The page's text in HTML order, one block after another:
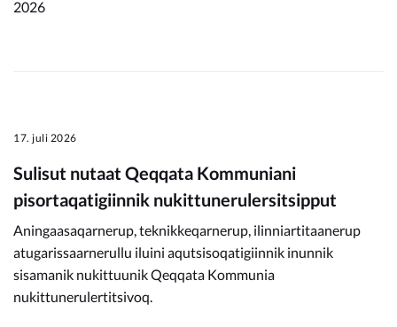
2026
17. juli 2026
Sulisut nutaat Qeqqata Kommuniani
pisortaqatigiinnik nukittunerulersitsipput
Aningaasaqarnerup, teknikkeqarnerup, ilinniartitaanerup
atugarissaarnerullu iluini aqutsisoqatigiinnik inunnik
sisamanik nukittuunik Qeqqata Kommunia
nukittunerulertitsivoq.